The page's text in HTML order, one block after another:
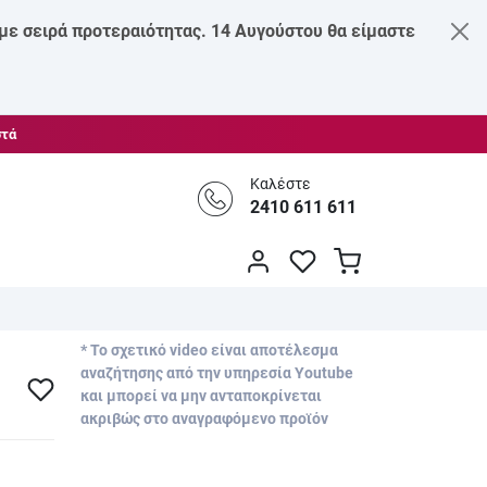
σειρά προτεραιότητας. 14 Αυγούστου θα είμαστε
Καλέστε
2410 611 611
* Το σχετικό video είναι αποτέλεσμα
αναζήτησης από την υπηρεσία Youtube
και μπορεί να μην ανταποκρίνεται
ακριβώς στο αναγραφόμενο προϊόν